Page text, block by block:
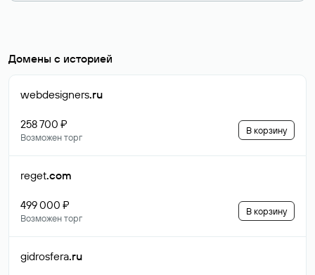
Домены с историей
webdesigners.ru
258 700 ₽
Возможен торг
В корзину
reget.com
499 000 ₽
Возможен торг
В корзину
gidrosfera.ru